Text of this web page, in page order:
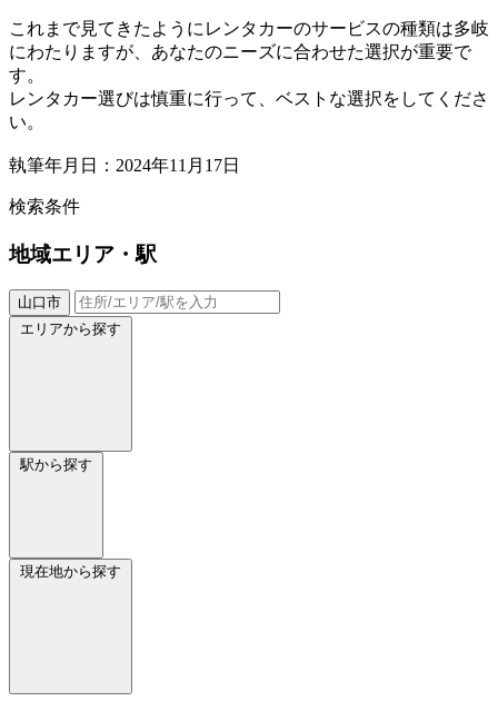
これまで見てきたようにレンタカーのサービスの種類は多岐
にわたりますが、あなたのニーズに合わせた選択が重要で
す。
レンタカー選びは慎重に行って、ベストな選択をしてくださ
い。
執筆年月日：2024年11月17日
検索条件
地域エリア・駅
山口市
エリアから探す
駅から探す
現在地から探す